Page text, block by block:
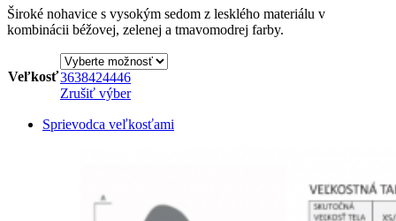
Široké nohavice s vysokým sedom z lesklého materiálu v
kombinácii béžovej, zelenej a tmavomodrej farby.
Veľkosť3638424446
Zrušiť výber
Sprievodca veľkosťami